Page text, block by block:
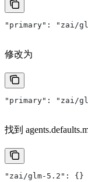
"primary": "zai/
修改为
"primary": "zai/
找到
"zai/glm-5.2": {}